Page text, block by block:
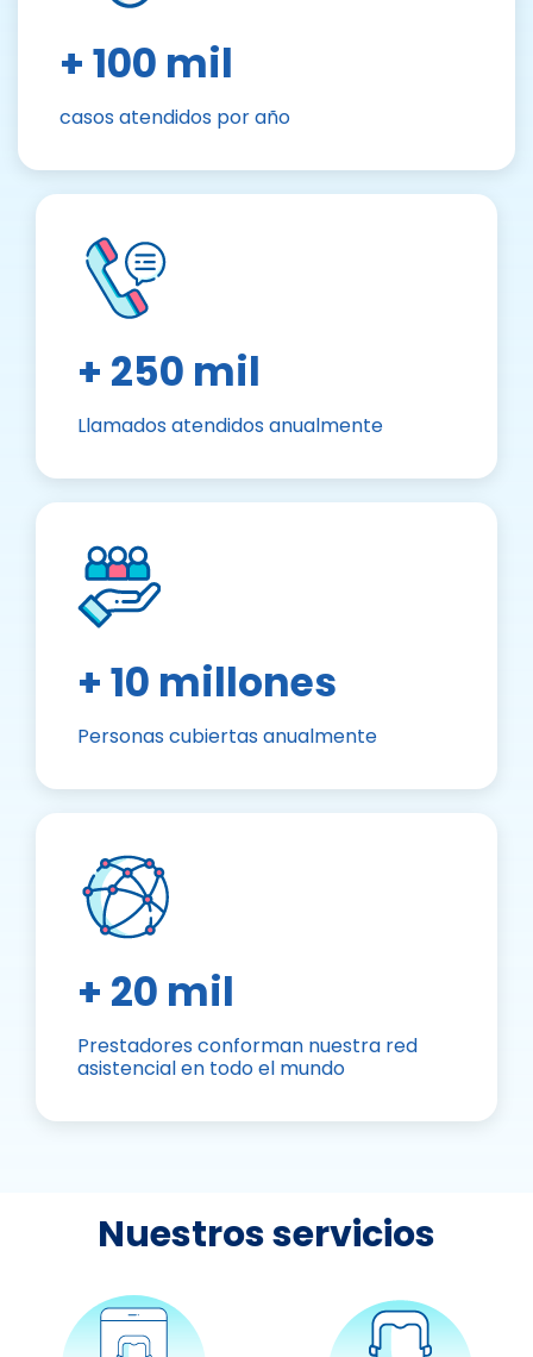
+ 100 mil
casos atendidos por año
+ 250 mil
Llamados atendidos anualmente
+ 10 millones
Personas cubiertas anualmente
+ 20 mil
Prestadores conforman nuestra red
asistencial en todo el mundo
Nuestros servicios